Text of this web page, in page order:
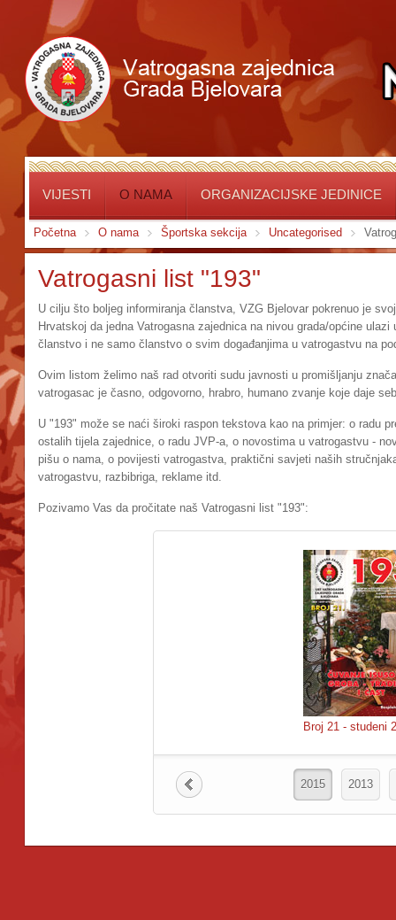
VIJESTI O NAMA ORGANIZACIJSKE JEDINICE
Početna O nama Športska sekcija Uncategorised
Vatrogasni list "193"
U cilju što boljeg informiranja članstva, VZG Bjelovar pokrenuo je
Hrvatskoj da jedna Vatrogasna zajednica na nivou grada/općine
članstvo i ne samo članstvo o svim događanjima u vatrogastvu na
Ovim listom želimo naš rad otvoriti sudu javnosti u promišljanju
vatrogasac je časno, odgovorno, hrabro, humano zvanje koje daje
U "193" može se naći široki raspon tekstova kao na primjer: o radu
ostalih tijela zajednice, o radu JVP-a, o novostima u vatrogastvu -
pišu o nama, o povijesti vatrogastva, praktični savjeti naših
vatrogastvu, razbibriga, reklame itd.
Pozivamo Vas da pročitate naš Vatrogasni list "193":
Broj 21 - studeni
2015 2013